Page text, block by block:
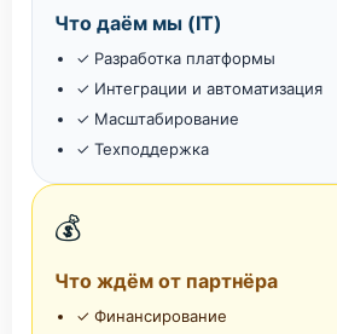
Что даём мы (IT)
✓ Разработка платформы
✓ Интеграции и автоматизация
✓ Масштабирование
✓ Техподдержка
💰
Что ждём от партнёра
✓ Финансирование